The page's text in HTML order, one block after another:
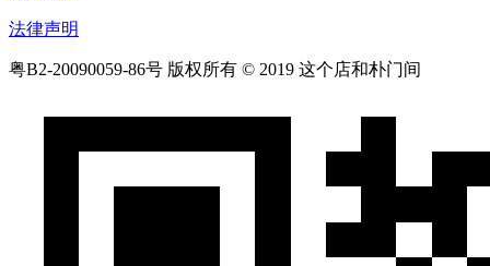
法律声明
粤B2-20090059-86号 版权所有 © 2019 这个店和朴门间